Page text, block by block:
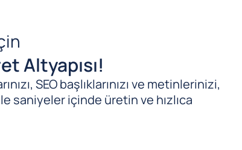
Altyapısı!
SEO başlıklarınızı ve metinlerinizi,
saniyeler içinde üretin ve hızlıca